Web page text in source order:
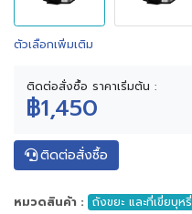
ตัวเลือกเพิ่มเติม
ติดต่อสั่งซื้อ ราคาเริ่มต้น :
฿1,450
ติดต่อสั่งซื้อ
หมวดสินค้า : ถังขยะ และที่เขี่ยบุหรี่